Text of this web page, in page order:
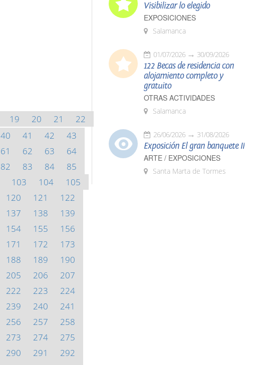
19 20 21
22
40 41 42
43
61 62 63
64
82 83 84
85
103 104
105
120 121
122
137 138
139
154 155
156
171 172
173
188 189
190
205 206
207
222 223
224
239 240
241
256 257
258
273 274
275
290 291
292
Visibilizar lo elegido
EXPOSICIONES
Salamanca
01/07/2026 30/09/2026
122 Becas de residencia con
alojamiento completo y
gratuito
OTRAS ACTIVIDADES
Salamanca
26/06/2026 31/08/2026
Exposición El gran banquete II
ARTE / EXPOSICIONES
Santa Marta de Tormes